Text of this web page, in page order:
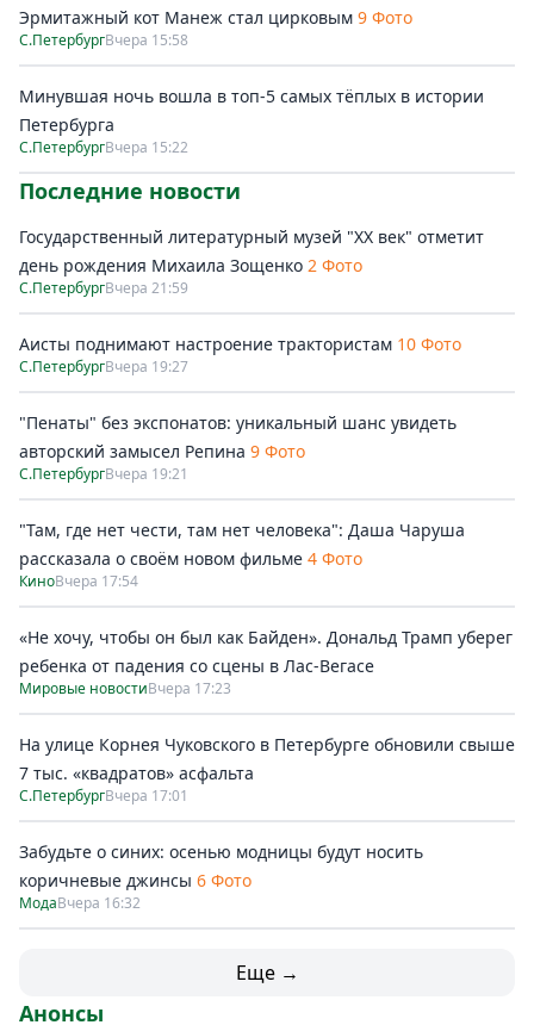
Эрмитажный кот Манеж стал цирковым 9 Фото
С.ПетербургВчера 15:58
Минувшая ночь вошла в топ-5 самых тёплых в истории
Петербурга
С.ПетербургВчера 15:22
Последние новости
Государственный литературный музей "ХХ век" отметит
день рождения Михаила Зощенко 2 Фото
С.ПетербургВчера 21:59
Аисты поднимают настроение трактористам 10 Фото
С.ПетербургВчера 19:27
"Пенаты" без экспонатов: уникальный шанс увидеть
авторский замысел Репина 9 Фото
С.ПетербургВчера 19:21
"Там, где нет чести, там нет человека": Даша Чаруша
рассказала о своём новом фильме 4 Фото
КиноВчера 17:54
«Не хочу, чтобы он был как Байден». Дональд Трамп уберег
ребенка от падения со сцены в Лас-Вегасе
Мировые новостиВчера 17:23
На улице Корнея Чуковского в Петербурге обновили свыше
7 тыс. «квадратов» асфальта
С.ПетербургВчера 17:01
Забудьте о синих: осенью модницы будут носить
коричневые джинсы 6 Фото
МодаВчера 16:32
Еще →
Анонсы